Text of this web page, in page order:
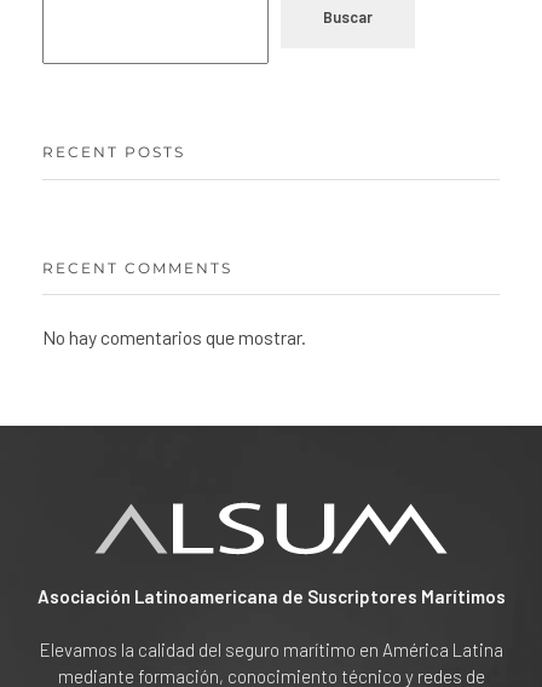
Buscar
RECENT POSTS
RECENT COMMENTS
No hay comentarios que mostrar.
Asociación Latinoamericana de Suscriptores Marítimos
Elevamos la calidad del seguro marítimo en América Latina
mediante formación, conocimiento técnico y redes de